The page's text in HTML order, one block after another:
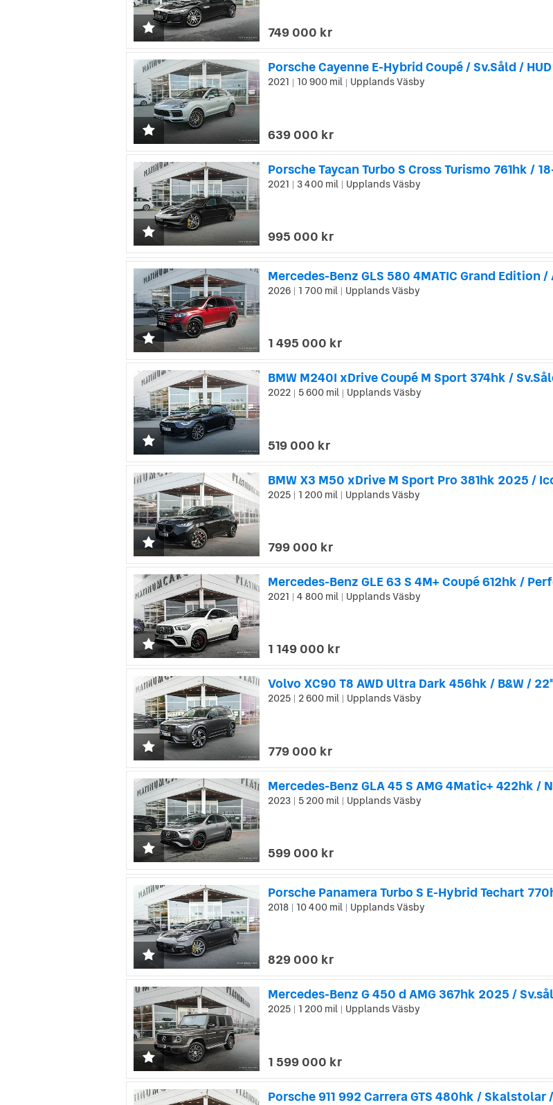
749 000 kr
2021 10 900 mil Upplands Väsby
639 000 kr
Porsche Taycan Turbo S Cross Turismo 761hk /
2021 3 400 mil Upplands Väsby
995 000 kr
2026 1 700 mil Upplands Väsby
1 495 000 kr
BMW M240I xDrive Coupé M Sport 374hk /
2022 5 600 mil Upplands Väsby
519 000 kr
BMW X3 M50 xDrive M Sport Pro 381hk 2025 /
2025 1 200 mil Upplands Väsby
799 000 kr
Mercedes-Benz GLE 63 S 4M+ Coupé 612hk /
2021 4 800 mil Upplands Väsby
1 149 000 kr
Volvo XC90 T8 AWD Ultra Dark 456hk / B&W /
2025 2 600 mil Upplands Väsby
779 000 kr
Mercedes-Benz GLA 45 S AMG 4Matic+ 422hk /
2023 5 200 mil Upplands Väsby
599 000 kr
2018 10 400 mil Upplands Väsby
829 000 kr
2025 1 200 mil Upplands Väsby
1 599 000 kr
Porsche 911 992 Carrera GTS 480hk /